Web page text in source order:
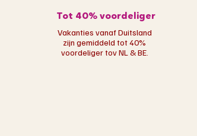
Tot 40% voordeliger
Vakanties vanaf Duitsland
zijn gemiddeld tot 40%
voordeliger tov NL & BE.